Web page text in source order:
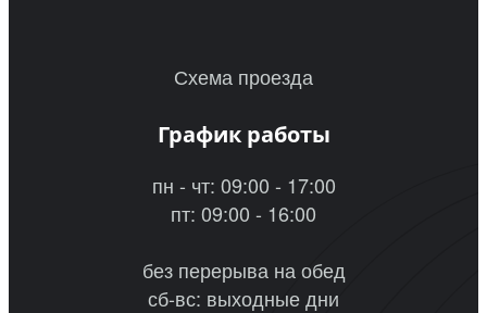
Схема проезда
График работы
пн - чт: 09:00 - 17:00
пт: 09:00 - 16:00
без перерыва на обед
сб-вс: выходные дни